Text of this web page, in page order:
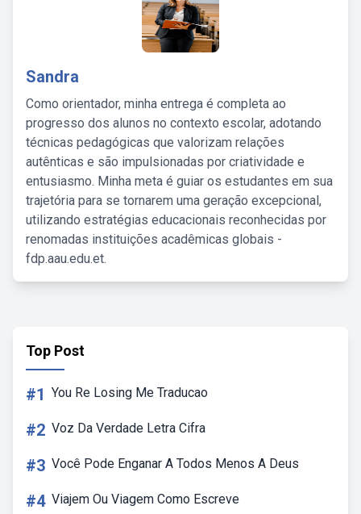
Sandra
Como orientador, minha entrega é completa ao
progresso dos alunos no contexto escolar, adotando
técnicas pedagógicas que valorizam relações
autênticas e são impulsionadas por criatividade e
entusiasmo. Minha meta é guiar os estudantes em sua
trajetória para se tornarem uma geração excepcional,
utilizando estratégias educacionais reconhecidas por
renomadas instituições acadêmicas globais -
fdp.aau.edu.et.
Top Post
#1 You Re Losing Me Traducao
#2 Voz Da Verdade Letra Cifra
#3 Você Pode Enganar A Todos Menos A Deus
#4 Viajem Ou Viagem Como Escreve